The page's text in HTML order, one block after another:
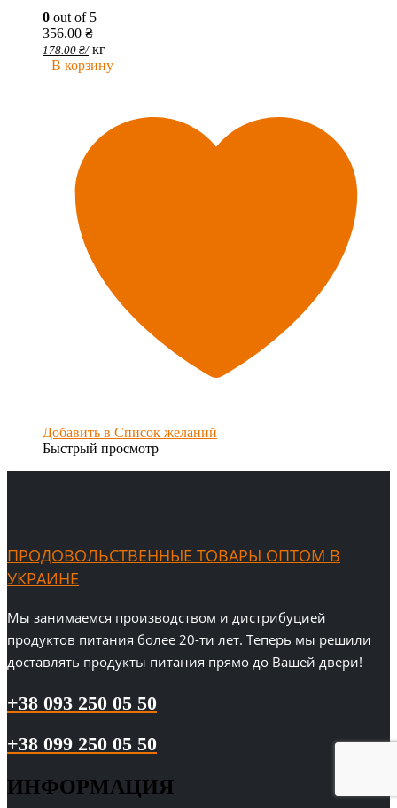
0 out of 5
356.00 ₴
178.00 ₴/ кг
В корзину
Добавить в Список желаний
Быстрый просмотр
ПРОДОВОЛЬСТВЕННЫЕ ТОВАРЫ ОПТОМ В
УКРАИНЕ
Мы занимаемся производством и дистрибуцией
продуктов питания более 20-ти лет. Теперь мы решили
доставлять продукты питания прямо до Вашей двери!
+38 093 250 05 50
+38 099 250 05 50
ИНФОРМАЦИЯ